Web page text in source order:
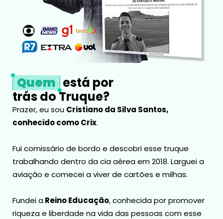
Quem está por
trás do Truque?
Prazer, eu sou Cristiano da Silva Santos,
conhecido como Crix.
Fui comissário de bordo e descobri esse truque
trabalhando dentro da cia aérea em 2018. Larguei a
aviação e comecei a viver de cartões e milhas.
Fundei aReino Educação, conhecida por promover
riqueza e liberdade na vida das pessoas com esse